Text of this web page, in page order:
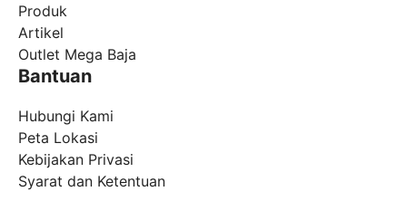
Produk
Artikel
Outlet Mega Baja
Bantuan
Hubungi Kami
Peta Lokasi
Kebijakan Privasi
Syarat dan Ketentuan